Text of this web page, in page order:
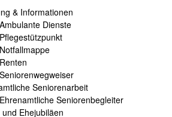
& Informationen
Ambulante Dienste
Pflegestützpunkt
Notfallmappe
Renten
Seniorenwegweiser
Seniorenarbeit
Ehrenamtliche Seniorenbegleiter
Ehejubiläen